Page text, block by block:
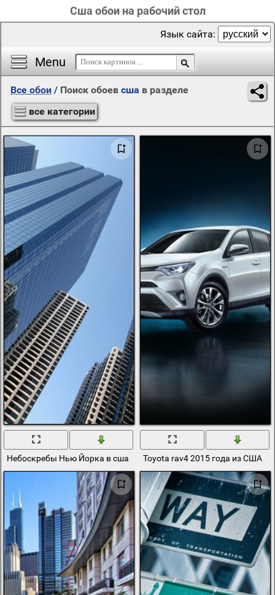
Сша обои на рабочий стол
Menu
Язык сайта:
Все обои / Поиск обоев сша в разделе
все категории
Небоскребы Нью Йорка в сша Toyota rav4 2015 года из США